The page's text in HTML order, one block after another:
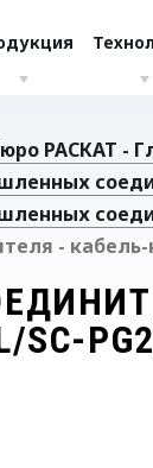
РАСКАТ -
- кабель-
SC-